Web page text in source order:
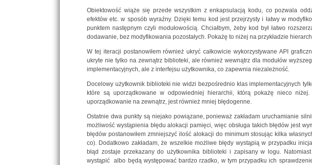
Obiektowość wiąże się przede wszystkim z enkapsulacją kodu, co pozwala
efektów etc. w sposób wyraźny. Dzięki temu kod jest przejrzysty i łatwy w
punktem następnym czyli modułowością. Chciałbym, żeby kod był łatwo
dodawanie, bez modyfikowania pozostałych. Pokażę to niżej na przykładzie
W tej iteracji postanowiłem również ukryć całkowicie wykorzystywane API
ukryte nie tylko na zewnątrz biblioteki, ale również wewnątrz dla modułów
implementacyjnych, ale z interfejsu użytkownika, co zapewnia niezależność.
Docelowy użytkownik biblioteki nie widzi bezpośrednio klas implementacyjnych
które są uporządkowane w odpowiedniej hierarchii, którą pokażę nieco
uporządkowanie na zewnątrz, jest również mniej błędogenne.
Ostatnie dwa punkty są niejako powiązane, ponieważ zakładam uruchamianie
możliwość wystąpienia błędu alokacji pamięci, więc obsługa takich błędów jest
błędów postanowiłem zmniejszyć ilość alokacji do minimum stosując kilka
co). Dodatkowo zakładam, że wszelkie możliwe błędy wystąpią w przypadku
błąd zostaje przekazany do użytkownika biblioteki i zapisany w logu.
wystąpić albo będą występować bardzo rzadko, w tym przypadku ich